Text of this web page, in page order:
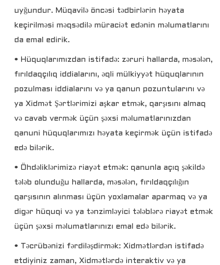
uyğundur. Müqavilə öncəsi tədbirlərin həyata
keçirilməsi məqsədilə müraciət edənin məlumatlarını
da emal edirik.
• Hüquqlarımızdan istifadə: zəruri hallarda, məsələn,
fırıldaqçılıq iddialarını, əqli mülkiyyət hüquqlarının
pozulması iddialarını və ya qanun pozuntularını və
ya Xidmət Şərtlərimizi aşkar etmək, qarşısını almaq
və cavab vermək üçün şəxsi məlumatlarınızdan
qanuni hüquqlarımızı həyata keçirmək üçün istifadə
edə bilərik.
• Öhdəliklərimizə riayət etmək: qanunla açıq şəkildə
tələb olunduğu hallarda, məsələn, fırıldaqçılığın
qarşısının alınması üçün yoxlamalar aparmaq və ya
digər hüquqi və ya tənzimləyici tələblərə riayət etmək
üçün şəxsi məlumatlarınızı emal edə bilərik.
• Təcrübənizi fərdiləşdirmək: Xidmətlərdən istifadə
etdiyiniz zaman, Xidmətlərdə interaktiv və ya